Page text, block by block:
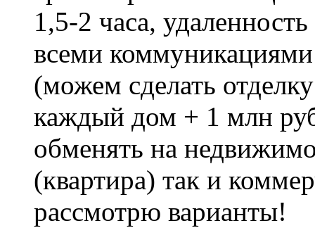
1,5-2 часа,
всеми коммуникациями
(можем сделать
каждый дом + 1 млн
обменять на
(квартира) так и
рассмотрю варианты!